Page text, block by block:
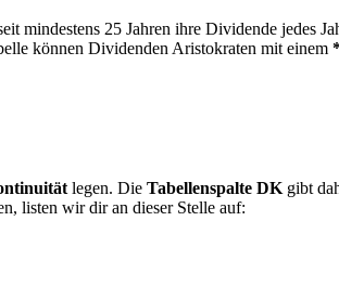
mindestens 25 Jahren ihre Dividende jedes
können Dividenden Aristokraten mit einem
legen. Die Tabellenspalte DK gibt
listen wir dir an dieser Stelle auf: